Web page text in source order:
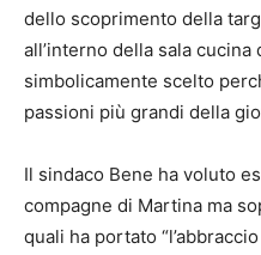
dello scoprimento della
all’interno della sala
simbolicamente scelto
passioni più grandi della
Il sindaco Bene ha voluto
compagne di Martina ma
quali ha portato